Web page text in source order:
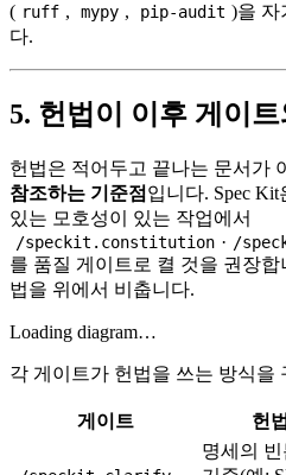
( ruff , mypy , pip-audit )을 자
다.
5. 헌법이 이후 게이
헌법은 적어두고 끝나는 문서가
참조하는 기준점 입니다. Spec
있는 모호성이 있는 작업에서
/speckit.constitution · /
를 품질 게이트로 켤 것을 권장
법을 위에서 비춥니다.
Loading diagram…
각 게이트가 헌법을 쓰는 방식을
게이트 헌
명세의